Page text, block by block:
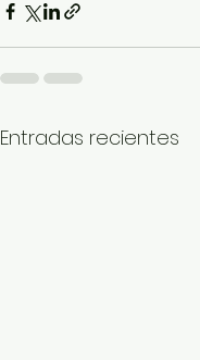
Entradas recientes